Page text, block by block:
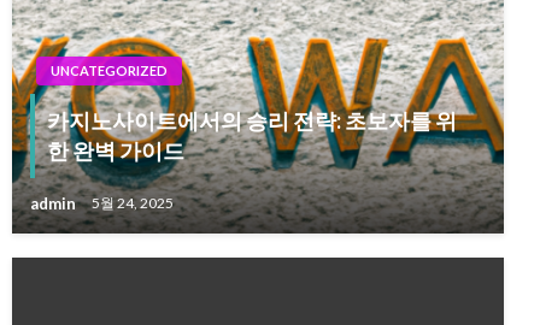
UNCATEGORIZED
카지노사이트에서의 승리 전략: 초보자를 위
한 완벽 가이드
admin 5월 24, 2025